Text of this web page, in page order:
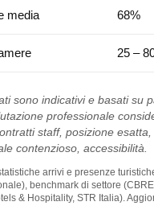
media 68%
25 –
sono indicativi e basati su
professionale
staff, posizione esatta,
contenzioso, accessibilità.
arrivi e presenze
benchmark di settore
& Hospitality, STR Italia).